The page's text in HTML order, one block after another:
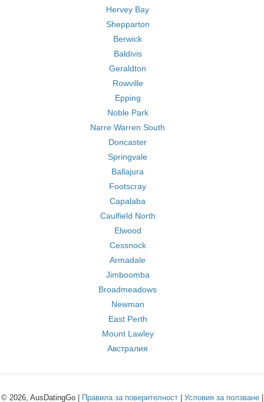
Hervey Bay
Shepparton
Berwick
Baldivis
Geraldton
Rowville
Epping
Noble Park
Narre Warren South
Doncaster
Springvale
Ballajura
Footscray
Capalaba
Caulfield North
Elwood
Cessnock
Armadale
Jimboomba
Broadmeadows
Newman
East Perth
Mount Lawley
Австралия
© 2026, AusDatingGo | Правила за поверителност| Условия за ползване|